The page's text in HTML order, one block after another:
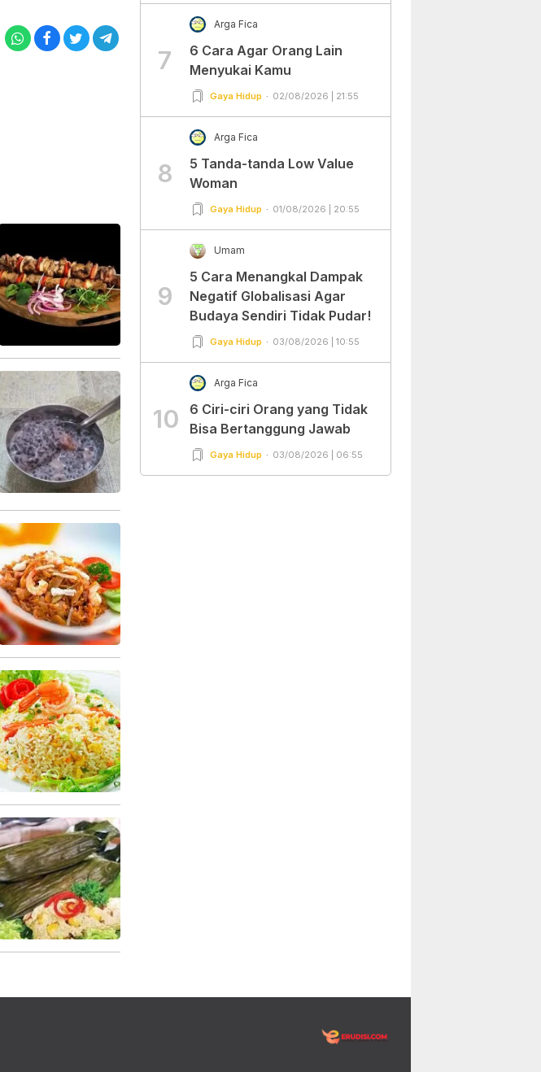
7
Arga Fica
6 Cara Agar Orang Lain
Menyukai Kamu
Gaya Hidup 02/08/2026 | 21:55
8
Arga Fica
5 Tanda-tanda Low Value
Woman
Gaya Hidup 01/08/2026 | 20:55
9
Umam
5 Cara Menangkal Dampak
Negatif Globalisasi Agar
Budaya Sendiri Tidak Pudar!
Gaya Hidup 03/08/2026 | 10:55
10
Arga Fica
6 Ciri-ciri Orang yang Tidak
Bisa Bertanggung Jawab
Gaya Hidup 03/08/2026 | 06:55